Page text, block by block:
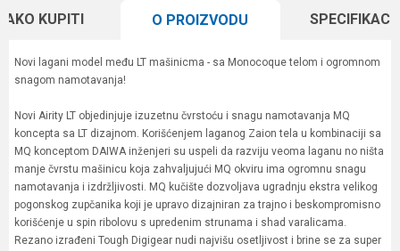
KUPITI O PROIZVODU
Novi lagani model među LT mašinicma - sa Monocoque telom i ogromnom
snagom namotavanja!
Novi Airity LT objedinjuje izuzetnu čvrstoću i snagu namotavanja MQ
koncepta sa LT dizajnom. Korišćenjem laganog Zaion tela u kombinaciji sa
MQ konceptom DAIWA inženjeri su uspeli da razviju veoma laganu no ništa
manje čvrstu mašinicu koja zahvaljujući MQ okviru ima ogromnu snagu
namotavanja i izdržljivosti. MQ kučište dozvoljava ugradnju ekstra velikog
pogonskog zupčanika koji je upravo dizajniran za trajno i beskompromisno
korišćenje u spin ribolovu s upredenim strunama i shad varalicama.
Rezano izrađeni Tough Digigear nudi najvišu osetljivost i brine se za super